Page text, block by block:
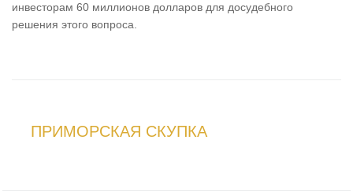
инвесторам 60 миллионов долларов для досудебного
решения этого вопроса.
ПРИМОРСКАЯ СКУПКА